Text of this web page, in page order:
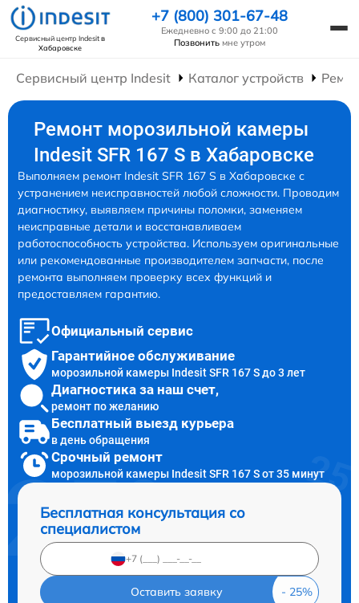
Сервисный центр Indesitв
Хабаровске
+7 (800) 301-67-48
Ежедневно с 9:00 до 21:00
Позвонить мне утром
Сервисный центр Indesit Каталог устройств
Ремонт морозильной камеры
Indesit SFR 167 S в Хабаровске
Выполняем ремонт Indesit SFR 167 S в Хабаровске с
устранением неисправностей любой сложности. Проводим
диагностику, выявляем причины поломки, заменяем
неисправные детали и восстанавливаем
работоспособность устройства. Используем оригинальные
или рекомендованные производителем запчасти, после
ремонта выполняем проверку всех функций и
предоставляем гарантию.
Официальный сервис
Гарантийное обслуживание
морозильной камеры Indesit SFR 167 S до 3 лет
Диагностика за наш счет,
ремонт по желанию
Бесплатный выезд курьера
в день обращения
Срочный ремонт
морозильной камеры Indesit SFR 167 S от 35 минут
Бесплатная консультация со
специалистом
Оставить заявку